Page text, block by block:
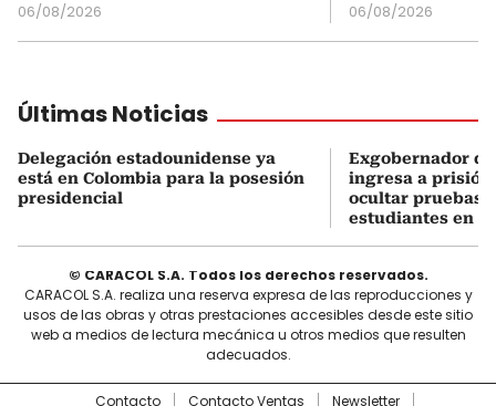
06/08/2026 06/08/2026
Últimas Noticias
Delegación estadounidense ya
está en Colombia para la posesión
presidencial
Exgobernador
ingresa a prisión
ocultar pruebas
estudiantes en
© CARACOL S.A. Todos los derechos reservados.
CARACOL S.A. realiza una reserva expresa de las reproducciones y
usos de las obras y otras prestaciones accesibles desde este sitio
web a medios de lectura mecánica u otros medios que resulten
adecuados.
Contacto Contacto Ventas Newsletter